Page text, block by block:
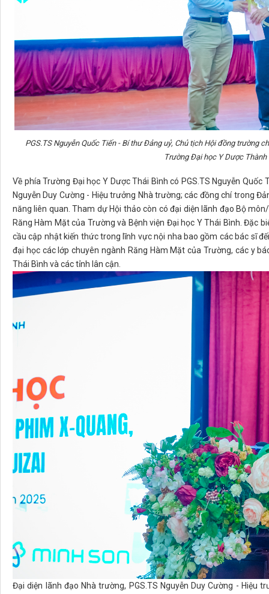
PGS.TS Nguyễn Quốc Tiến - Bí thư Đảng uỷ, Chủ tịch Hội đồng trường
Trường Đại học Y Dược Thành
Về phía Trường Đại học Y Dược Thái Bình có PGS.TS Nguyễn
Nguyễn Duy Cường - Hiệu trưởng Nhà trường; các đồng chí trong
năng liên quan. Tham dự Hội thảo còn có đại diện lãnh đạo Bộ
Răng Hàm Mặt của Trường và Bệnh viện Đại học Y Thái Bình. Đặc
cầu cập nhật kiến thức trong lĩnh vực nội nha bao gồm các bác sĩ
đại học các lớp chuyên ngành Răng Hàm Mặt của Trường, các y
Thái Bình và các tỉnh lân cận.
Đại diện lãnh đạo Nhà trường, PGS.TS Nguyễn Duy Cường -